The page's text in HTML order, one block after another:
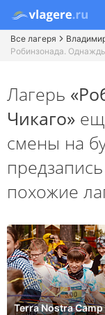
Все лагеря
Робинзонада.
Лагерь
Чикаго»
смены на
похожие
Terra Nostra Camp